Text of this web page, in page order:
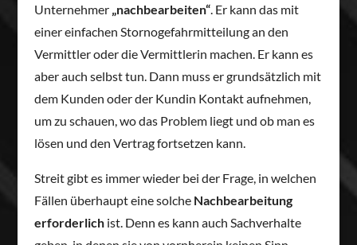
Unternehmer„nachbearbeiten“. Er kann das mit
einer einfachen Stornogefahrmitteilung an den
Vermittler oder die Vermittlerin machen. Er kann es
aber auch selbst tun. Dann muss er grundsätzlich mit
dem Kunden oder der Kundin Kontakt aufnehmen,
um zu schauen, wo das Problem liegt und ob man es
lösen und den Vertrag fortsetzen kann.
Streit gibt es immer wieder bei der Frage, in welchen
Fällen überhaupt eine solche Nachbearbeitung
erforderlichist. Denn es kann auch Sachverhalte